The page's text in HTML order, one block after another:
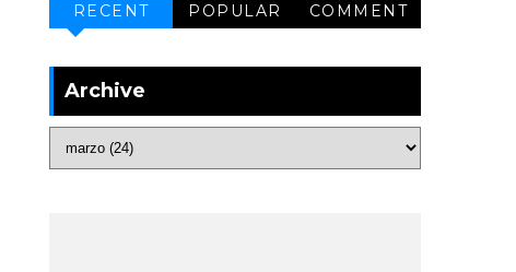
RECENT POPULAR COMMENT
Archive